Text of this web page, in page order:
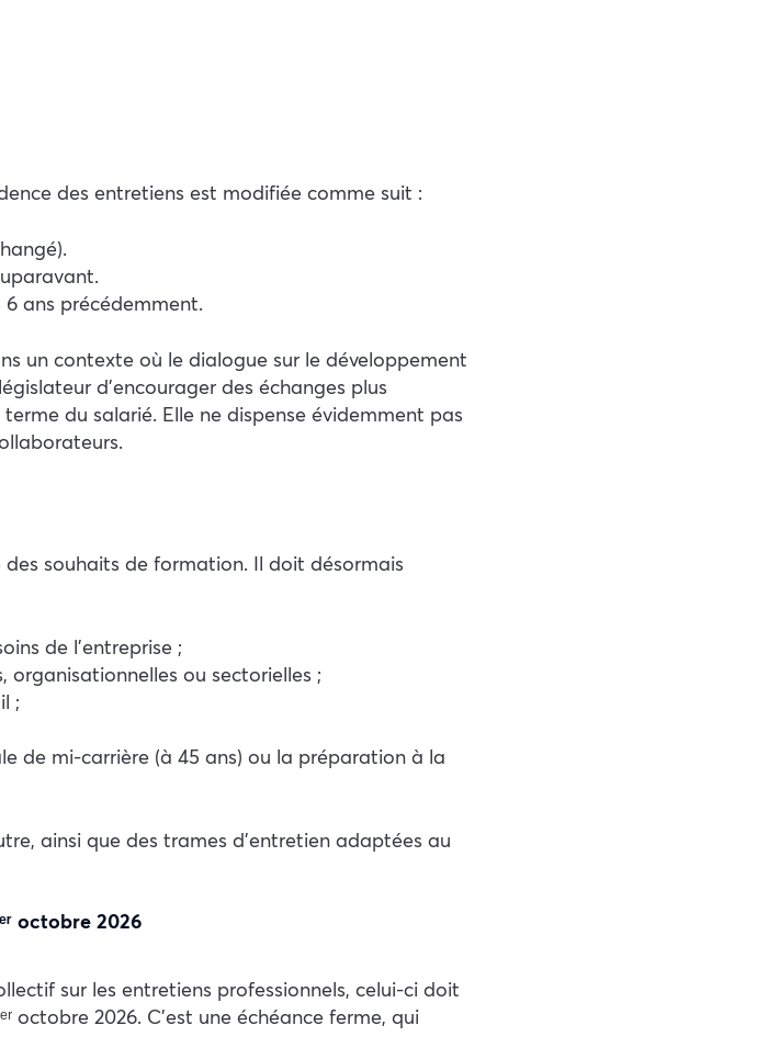
des entretiens est modifiée comme suit :
ans précédemment.
un contexte où le dialogue sur le développement
d’encourager des échanges plus
du salarié. Elle ne dispense évidemment pas
souhaits de formation. Il doit désormais
de l’entreprise ;
ou sectorielles ;
;
de mi-carrière (à 45 ans) ou la préparation à la
ainsi que des trames d’entretien adaptées au
octobre 2026
sur les entretiens professionnels, celui-ci doit
octobre 2026. C’est une échéance ferme, qui